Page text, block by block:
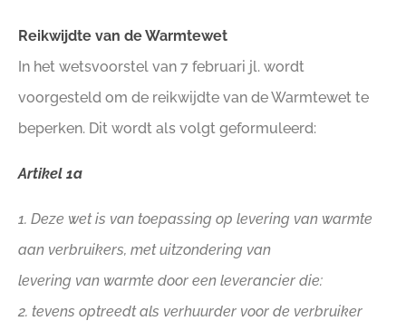
Reikwijdte van de Warmtewet
In het wetsvoorstel van 7 februari jl. wordt
voorgesteld om de reikwijdte van de Warmtewet te
beperken. Dit wordt als volgt geformuleerd:
Artikel 1a
1. Deze wet is van toepassing op levering van warmte
aan verbruikers, met uitzondering van
levering van warmte door een leverancier die:
2. tevens optreedt als verhuurder voor de verbruiker